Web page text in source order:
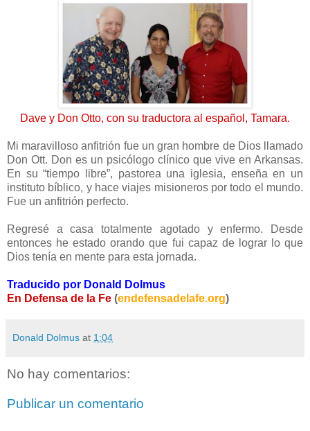
Dave y Don Otto, con su traductora al español, Tamara.
Mi maravilloso anfitrión fue un gran hombre de Dios llamado
Don Ott. Don es un psicólogo clínico que vive en Arkansas.
En su “tiempo libre”, pastorea una iglesia, enseña en un
instituto bíblico, y hace viajes misioneros por todo el mundo.
Fue un anfitrión perfecto.
Regresé a casa totalmente agotado y enfermo. Desde
entonces he estado orando que fui capaz de lograr lo que
Dios tenía en mente para esta jornada.
Traducido por Donald Dolmus
En Defensa de la Fe (endefensadelafe.org)
Donald Dolmus at 1:04
No hay comentarios:
Publicar un comentario